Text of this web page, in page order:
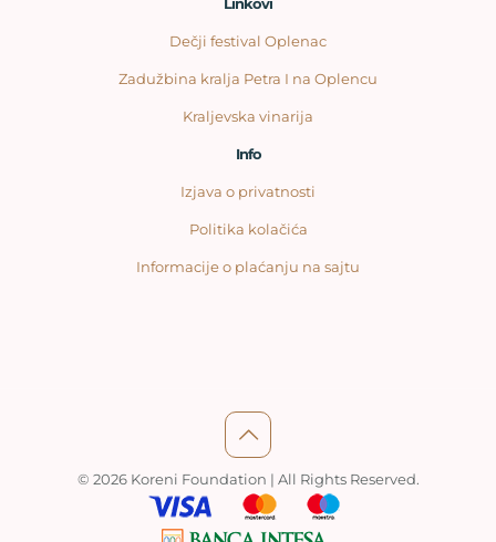
Linkovi
Dečji festival Oplenac
Zadužbina kralja Petra I na Oplencu
Kraljevska vinarija
Info
Izjava o privatnosti
Politika kolačića
Informacije o plaćanju na sajtu
© 2026 Koreni Foundation | All Rights Reserved.